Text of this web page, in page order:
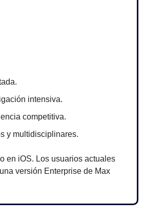
intensiva.
competitiva.
y multidisciplinares.
en iOS. Los usuarios actuales
versión Enterprise de Max